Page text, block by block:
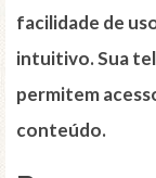
facilidade de
intuitivo. Sua
permitem
conteúdo.